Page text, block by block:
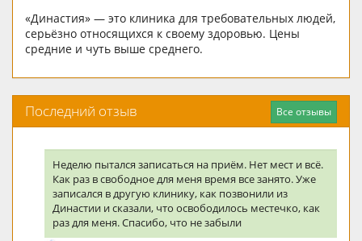
«Династия» — это клиника для требовательных людей,
серьёзно относящихся к своему здоровью. Цены
средние и чуть выше среднего.
Все отзывы
Последний отзыв
Неделю пытался записаться на приём. Нет мест и всё.
Как раз в свободное для меня время все занято. Уже
записался в другую клинику, как позвонили из
Династии и сказали, что освободилось местечко, как
раз для меня. Спасибо, что не забыли